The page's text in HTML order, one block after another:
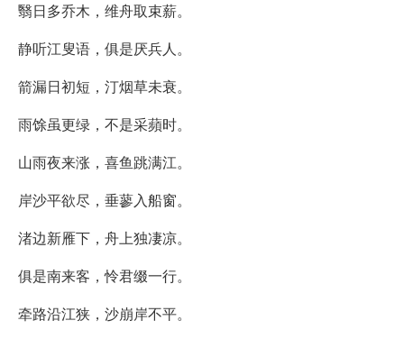
翳日多乔木，维舟取束薪。
静听江叟语，俱是厌兵人。
箭漏日初短，汀烟草未衰。
雨馀虽更绿，不是采蘋时。
山雨夜来涨，喜鱼跳满江。
岸沙平欲尽，垂蓼入船窗。
渚边新雁下，舟上独凄凉。
俱是南来客，怜君缀一行。
牵路沿江狭，沙崩岸不平。